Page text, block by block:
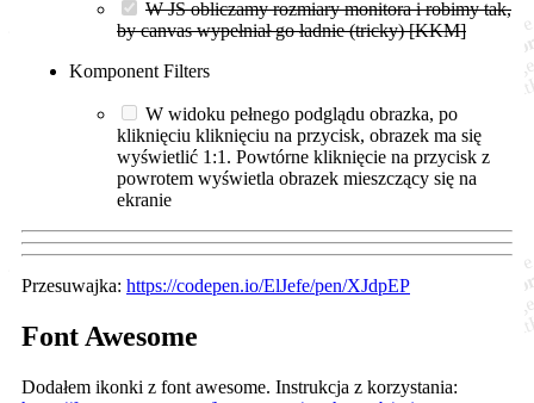
W JS obliczamy rozmiary monitora i robimy tak,
by canvas wypełniał go ładnie (tricky) [KKM]
Komponent Filters
W widoku pełnego podglądu obrazka, po
kliknięciu kliknięciu na przycisk, obrazek ma się
wyświetlić 1:1. Powtórne kliknięcie na przycisk z
powrotem wyświetla obrazek mieszczący się na
ekranie
Przesuwajka: https://codepen.io/ElJefe/pen/XJdpEP
Font Awesome
Dodałem ikonki z font awesome. Instrukcja z korzystania: